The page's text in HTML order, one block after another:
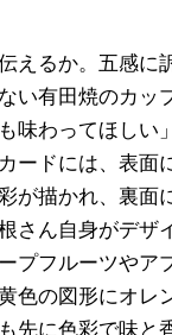
えるか。五感に
い有田焼のカッ
味わってほしい
ードには、表面
が描かれ、裏面
さん自身がデザ
プフルーツやア
色の図形にオレ
先に色彩で味と